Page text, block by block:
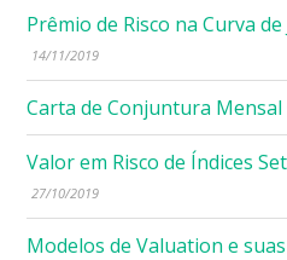
Prêmio de Risco na Curva
14/11/2019
Carta de Conjuntura
Valor em Risco de Índices
27/10/2019
Modelos de Valuation e